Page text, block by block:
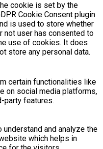
cookie is set by the
Cookie Consent plugin
is used to store whether
not user has consented to
use of cookies. It does
store any personal data.
certain functionalities like
on social media platforms,
party features.
and analyze the
which helps in